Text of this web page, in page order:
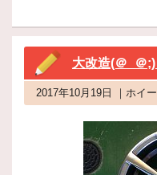
大改造(＠_＠
2017年10月19日 ｜ホイ